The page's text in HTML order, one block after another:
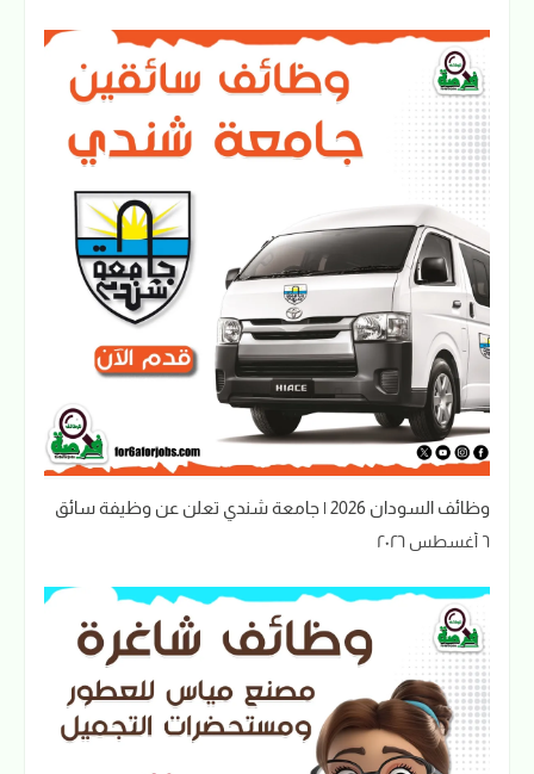
وظائف السودان 2026 | جامعة شندي تعلن عن وظيفة سائق
٦ أغسطس ٢٠٢٦